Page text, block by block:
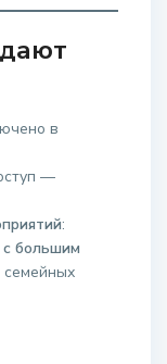
в
—
:
с большим
семейных